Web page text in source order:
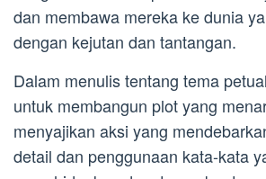
dan membawa mereka ke dunia
dengan kejutan dan tantangan.
Dalam menulis tentang tema
untuk membangun plot yang
menyajikan aksi yang
detail dan penggunaan kata-kata